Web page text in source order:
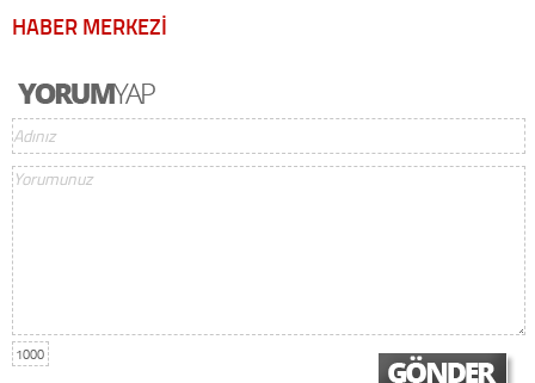
HABER MERKEZİ
1000